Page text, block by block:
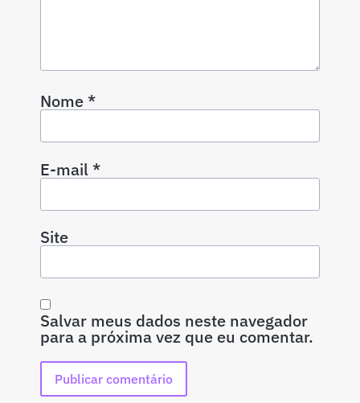
Nome*
E-mail*
Site
Salvar meus dados neste navegador
para a próxima vez que eu comentar.